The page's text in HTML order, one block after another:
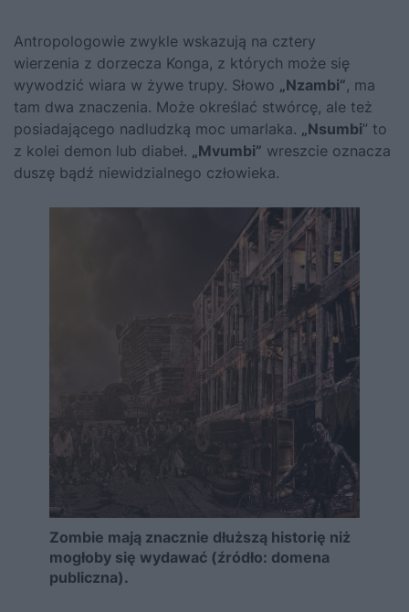
Antropologowie zwykle wskazują na cztery
wierzenia z dorzecza Konga, z których może się
wywodzić wiara w żywe trupy. Słowo „Nzambi”, ma
tam dwa znaczenia. Może określać stwórcę, ale też
posiadającego nadludzką moc umarlaka. „Nsumbi” to
z kolei demon lub diabeł. „Mvumbi” wreszcie oznacza
duszę bądź niewidzialnego człowieka.
Zombie mają znacznie dłuższą historię niż
mogłoby się wydawać (źródło: domena
publiczna).